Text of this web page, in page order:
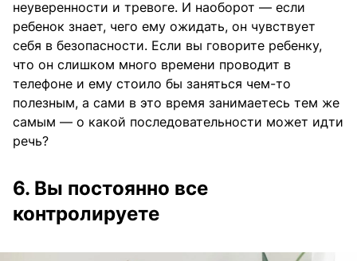
неуверенности и тревоге. И наоборот — если
ребенок знает, чего ему ожидать, он чувствует
себя в безопасности. Если вы говорите ребенку,
что он слишком много времени проводит в
телефоне и ему стоило бы заняться чем-то
полезным, а сами в это время занимаетесь тем же
самым — о какой последовательности может идти
речь?
6. Вы постоянно все
контролируете